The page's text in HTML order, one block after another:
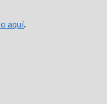
aquí.